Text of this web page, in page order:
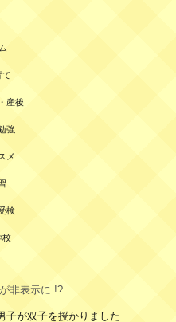
て
産後
強
メ
検
校
非表示に !?
子が双子を授かりました